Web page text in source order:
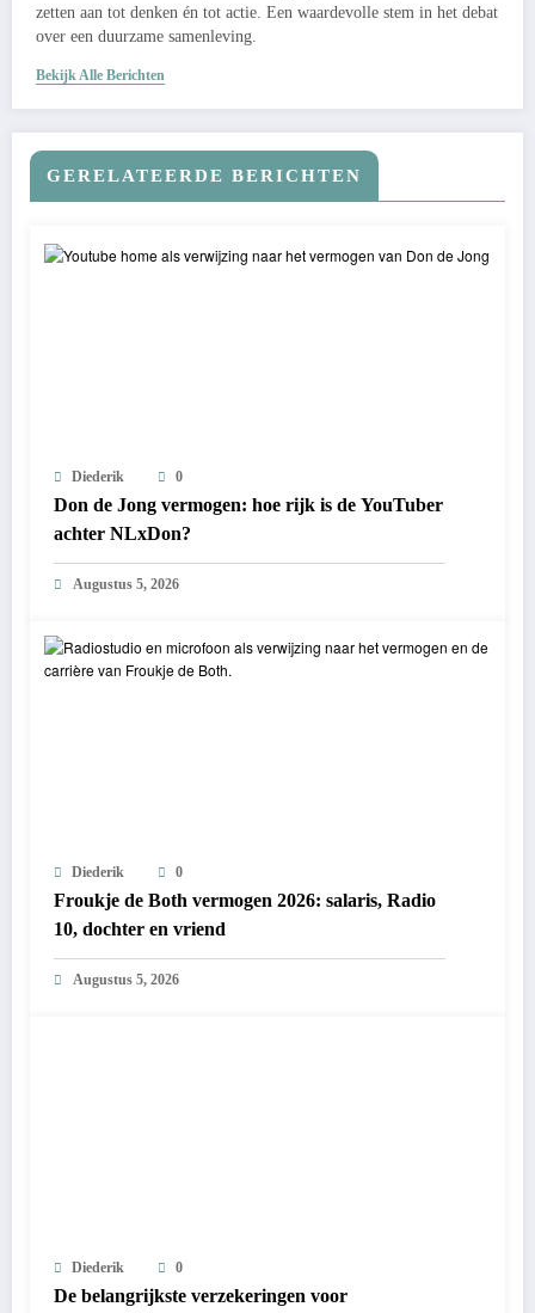
zetten aan tot denken én tot actie. Een waardevolle stem in het debat
over een duurzame samenleving.
Bekijk Alle Berichten
GERELATEERDE BERICHTEN
Diederik 0
Don de Jong vermogen: hoe rijk is de YouTuber
achter NLxDon?
Augustus 5, 2026
Diederik 0
Froukje de Both vermogen 2026: salaris, Radio
10, dochter en vriend
Augustus 5, 2026
Diederik 0
De belangrijkste verzekeringen voor